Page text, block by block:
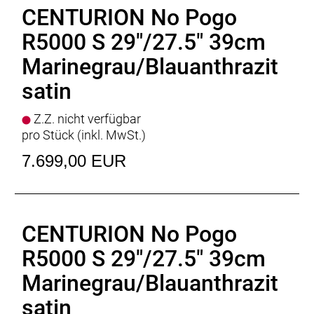
Ladegerät: BOSCH Standard Charger * 4 Ampere
Empfehlung Mindest Körpergrösse: 164cm
Empfehlung Maximal Körpergrösse: 185cm
Gewicht: 24 kgkg
Zulässiges Gesamtgewicht: 150kg
CENTURION No Pogo
R5000 S 29"/27.5" 39cm
Marinegrau/Blauanthrazit
satin
Z.Z. nicht verfügbar
pro Stück (inkl. MwSt.)
7.699,00 EUR
CENTURION No Pogo
R5000 S 29"/27.5" 39cm
Marinegrau/Blauanthrazit
satin